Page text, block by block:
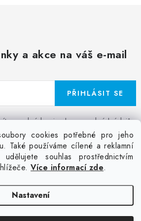
cookies potřebné pro jeho
Také používáme cílené a reklamní
souhlas prostřednictvím
Více informací zde.
Nastavení
a akce na váš e-mail
spodmínkami ochrany osobních údajů
PŘIHLÁSIT SE
Jak nakupovat
Poptávka potisku textilu
+ cookies Obchodní podmínky
Doprava
. Všechna práva vyhrazena.Upravit nastavení